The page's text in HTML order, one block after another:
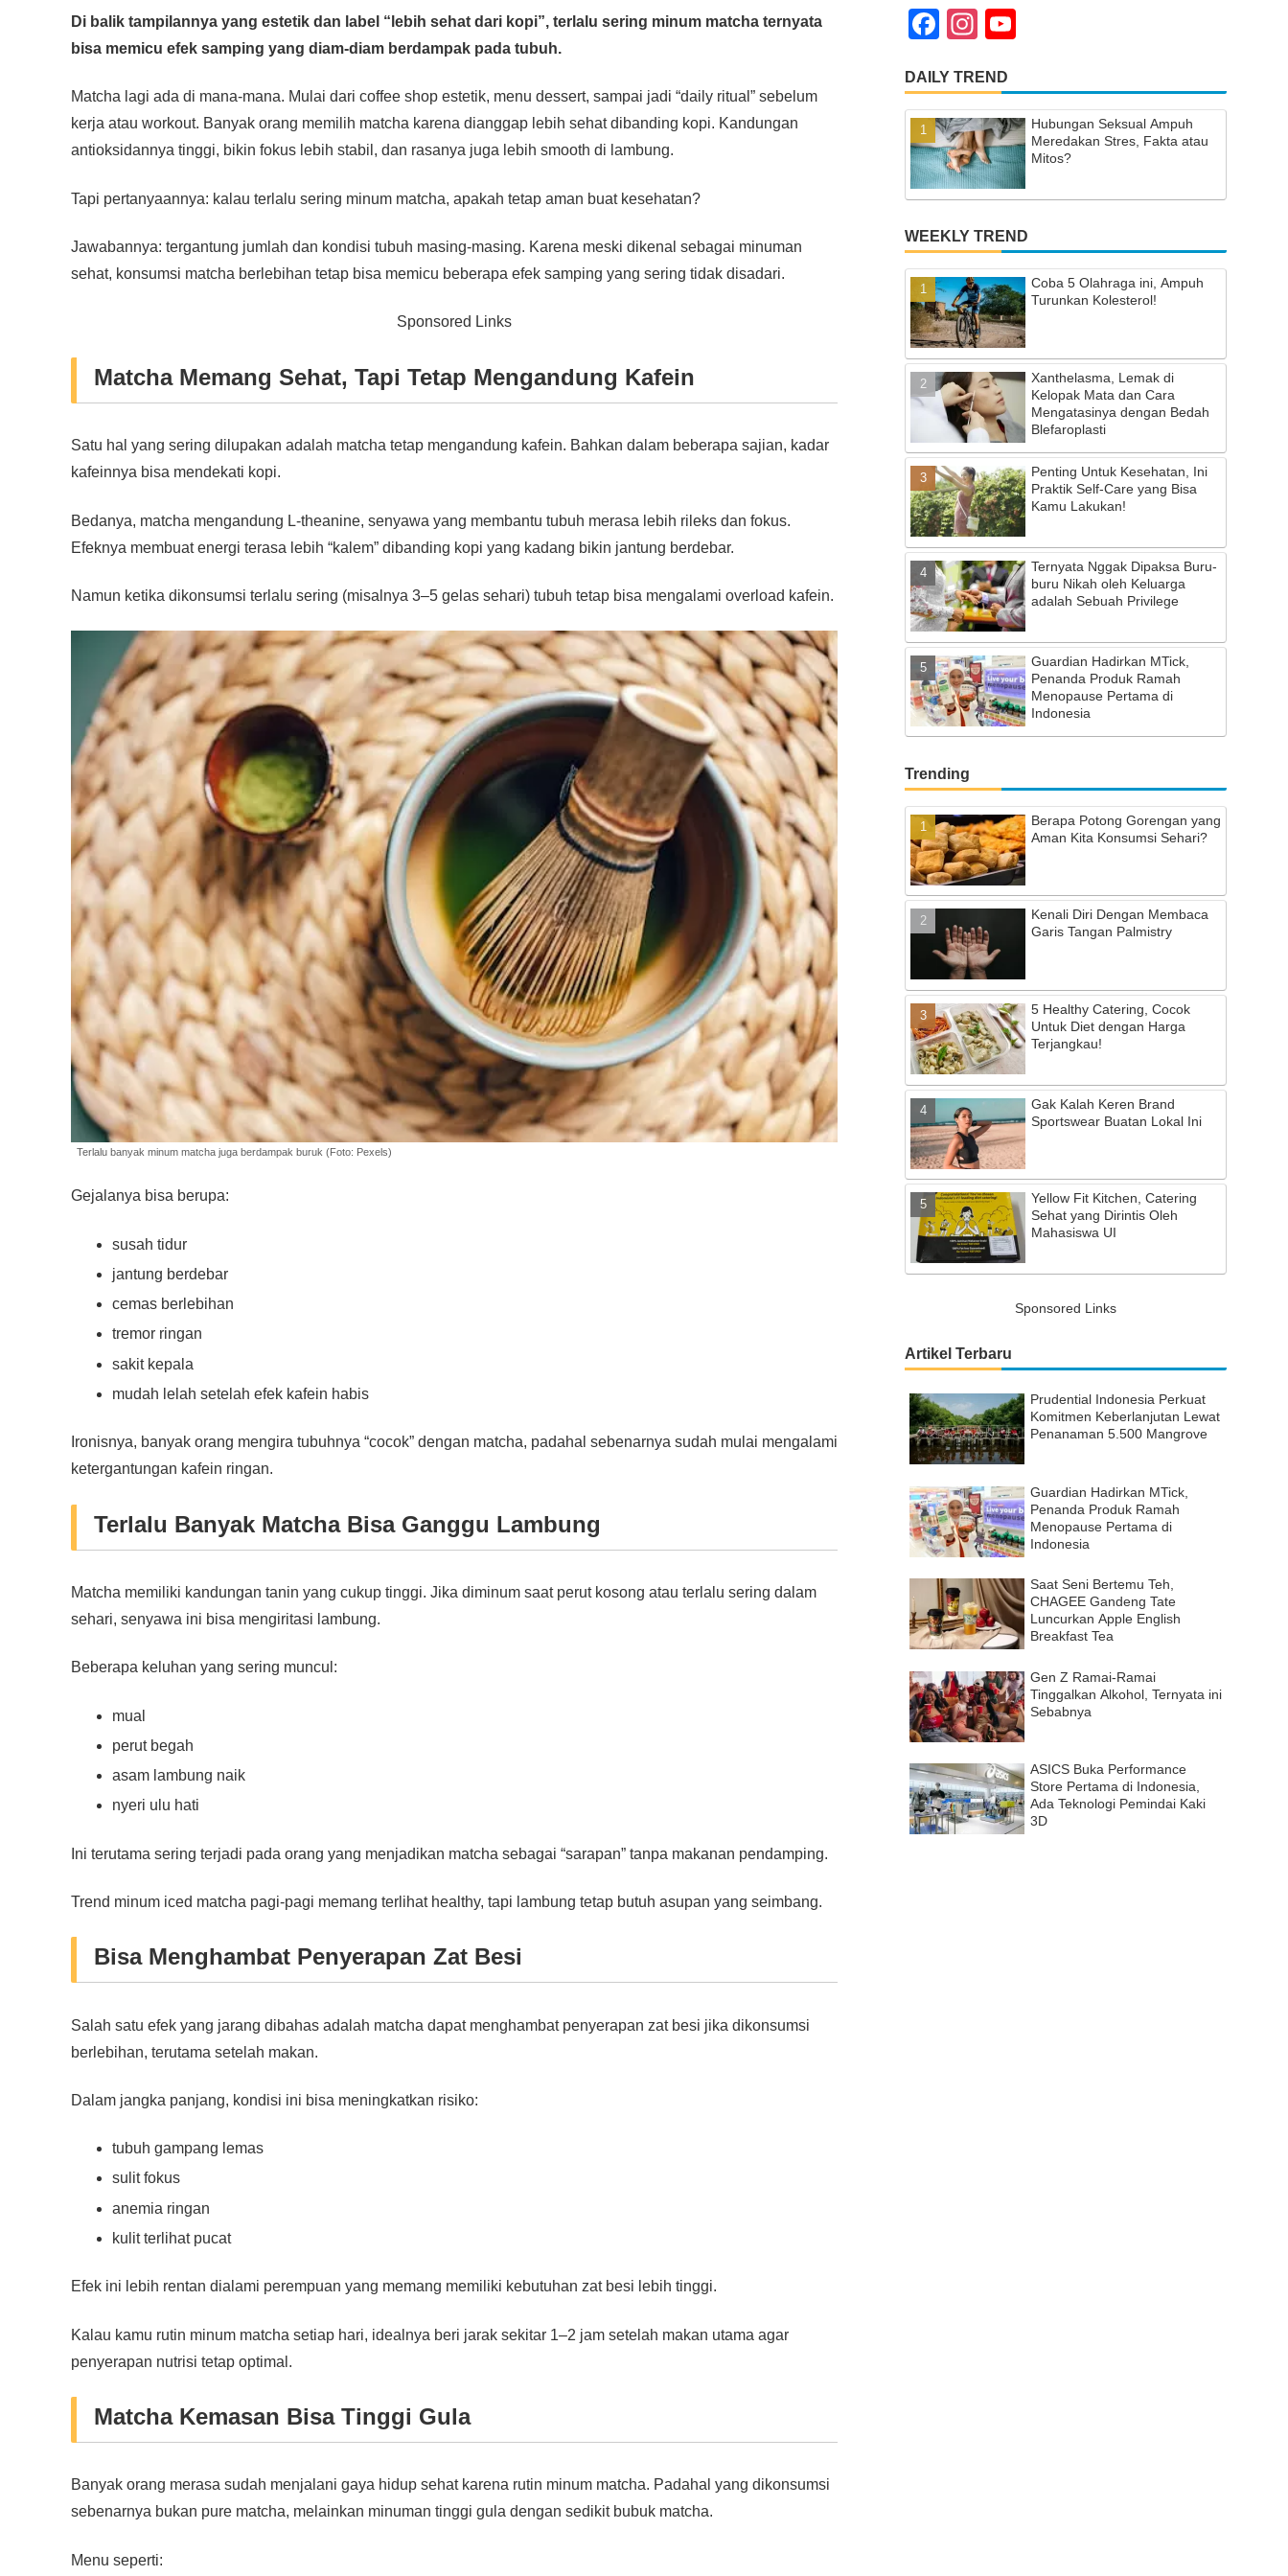
c
e
b
o
o
k
tt
er
at
s
A
p
p
e
ss
e
n
g
er
ail p
y
Li
n
k
ar
e
Di balik tampilannya yang estetik dan label “lebih sehat dari kopi”, terlalu sering minum matcha ternyata
bisa memicu efek samping yang diam-diam berdampak pada tubuh.
Matcha lagi ada di mana-mana. Mulai dari coffee shop estetik, menu dessert, sampai jadi “daily ritual” sebelum
kerja atau workout. Banyak orang memilih matcha karena dianggap lebih sehat dibanding kopi. Kandungan
antioksidannya tinggi, bikin fokus lebih stabil, dan rasanya juga lebih smooth di lambung.
Tapi pertanyaannya: kalau terlalu sering minum matcha, apakah tetap aman buat kesehatan?
Jawabannya: tergantung jumlah dan kondisi tubuh masing-masing. Karena meski dikenal sebagai minuman
sehat, konsumsi matcha berlebihan tetap bisa memicu beberapa efek samping yang sering tidak disadari.
Sponsored Links
Matcha Memang Sehat, Tapi Tetap Mengandung Kafein
Satu hal yang sering dilupakan adalah matcha tetap mengandung kafein. Bahkan dalam beberapa sajian, kadar
kafeinnya bisa mendekati kopi.
Bedanya, matcha mengandung L-theanine, senyawa yang membantu tubuh merasa lebih rileks dan fokus.
Efeknya membuat energi terasa lebih “kalem” dibanding kopi yang kadang bikin jantung berdebar.
Namun ketika dikonsumsi terlalu sering (misalnya 3–5 gelas sehari) tubuh tetap bisa mengalami overload kafein.
Terlalu banyak minum matcha juga berdampak buruk (Foto: Pexels)
Gejalanya bisa berupa:
susah tidur
jantung berdebar
cemas berlebihan
tremor ringan
sakit kepala
mudah lelah setelah efek kafein habis
Ironisnya, banyak orang mengira tubuhnya “cocok” dengan matcha, padahal sebenarnya sudah mulai mengalami
ketergantungan kafein ringan.
Terlalu Banyak Matcha Bisa Ganggu Lambung
Matcha memiliki kandungan tanin yang cukup tinggi. Jika diminum saat perut kosong atau terlalu sering dalam
sehari, senyawa ini bisa mengiritasi lambung.
Beberapa keluhan yang sering muncul:
mual
perut begah
asam lambung naik
nyeri ulu hati
Ini terutama sering terjadi pada orang yang menjadikan matcha sebagai “sarapan” tanpa makanan pendamping.
Trend minum iced matcha pagi-pagi memang terlihat healthy, tapi lambung tetap butuh asupan yang seimbang.
Bisa Menghambat Penyerapan Zat Besi
Salah satu efek yang jarang dibahas adalah matcha dapat menghambat penyerapan zat besi jika dikonsumsi
berlebihan, terutama setelah makan.
Dalam jangka panjang, kondisi ini bisa meningkatkan risiko:
tubuh gampang lemas
sulit fokus
anemia ringan
kulit terlihat pucat
Efek ini lebih rentan dialami perempuan yang memang memiliki kebutuhan zat besi lebih tinggi.
Kalau kamu rutin minum matcha setiap hari, idealnya beri jarak sekitar 1–2 jam setelah makan utama agar
penyerapan nutrisi tetap optimal.
Matcha Kemasan Bisa Tinggi Gula
Banyak orang merasa sudah menjalani gaya hidup sehat karena rutin minum matcha. Padahal yang dikonsumsi
sebenarnya bukan pure matcha, melainkan minuman tinggi gula dengan sedikit bubuk matcha.
Menu seperti:
F
c
e
b
o
o
k
In
a
gr
a
m
u
T
u
b
e
C
h
a
n
n
el
DAILY TREND
Hubungan Seksual Ampuh
Meredakan Stres, Fakta atau
Mitos?
WEEKLY TREND
Coba 5 Olahraga ini, Ampuh
Turunkan Kolesterol!
Xanthelasma, Lemak di
Kelopak Mata dan Cara
Mengatasinya dengan Bedah
Blefaroplasti
Penting Untuk Kesehatan, Ini
Praktik Self-Care yang Bisa
Kamu Lakukan!
Ternyata Nggak Dipaksa Buru-
buru Nikah oleh Keluarga
adalah Sebuah Privilege
Guardian Hadirkan MTick,
Penanda Produk Ramah
Menopause Pertama di
Indonesia
Trending
Berapa Potong Gorengan yang
Aman Kita Konsumsi Sehari?
Kenali Diri Dengan Membaca
Garis Tangan Palmistry
5 Healthy Catering, Cocok
Untuk Diet dengan Harga
Terjangkau!
Gak Kalah Keren Brand
Sportswear Buatan Lokal Ini
Yellow Fit Kitchen, Catering
Sehat yang Dirintis Oleh
Mahasiswa UI
Sponsored Links
Artikel Terbaru
Prudential Indonesia Perkuat
Komitmen Keberlanjutan Lewat
Penanaman 5.500 Mangrove
Guardian Hadirkan MTick,
Penanda Produk Ramah
Menopause Pertama di
Indonesia
Saat Seni Bertemu Teh,
CHAGEE Gandeng Tate
Luncurkan Apple English
Breakfast Tea
Gen Z Ramai-Ramai
Tinggalkan Alkohol, Ternyata ini
Sebabnya
ASICS Buka Performance
Store Pertama di Indonesia,
Ada Teknologi Pemindai Kaki
3D